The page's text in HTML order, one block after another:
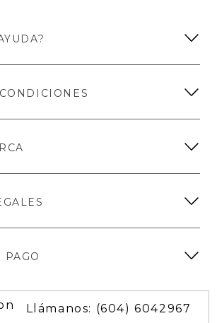
PAGO
Llámanos: (604) 6042967